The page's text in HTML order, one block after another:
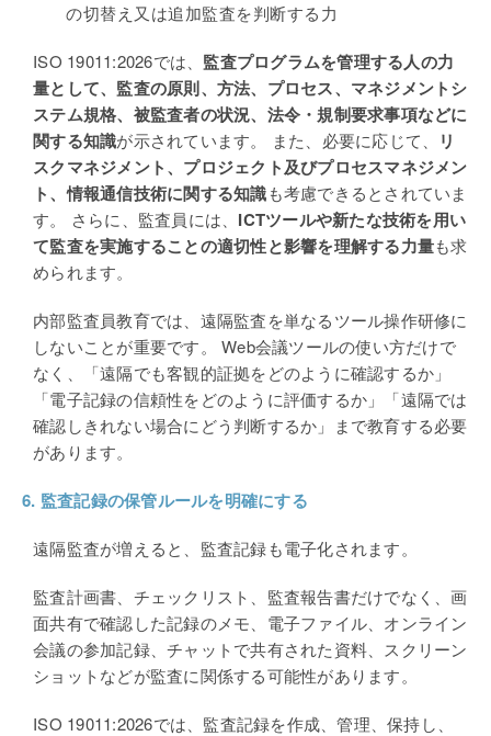
の切替え又は追加監査を判断する力
ISO 19011:2026では、 監査プログラムを管理する人の力
量として、監査の原則、方法、プロセス、マネジメントシ
ステム規格、被監査者の状況、法令・規制要求事項などに
関する知識が示されています。 また、必要に応じて、
リ
スクマネジメント、プロジェクト及びプロセスマネジメン
ト、情報通信技術に関する知識も考慮できるとされていま
す。 さらに、監査員には、 ICTツールや新たな技術を用い
て監査を実施することの適切性と影響を理解する力量も求
められます。
内部監査員教育では、遠隔監査を単なるツール操作研修に
しないことが重要です。 Web会議ツールの使い方だけで
なく、「遠隔でも客観的証拠をどのように確認するか」
「電子記録の信頼性をどのように評価するか」「遠隔では
確認しきれない場合にどう判断するか」まで教育する必要
があります。
6. 監査記録の保管ルールを明確にする
遠隔監査が増えると、監査記録も電子化されます。
監査計画書、チェックリスト、監査報告書だけでなく、画
面共有で確認した記録のメモ、電子ファイル、オンライン
会議の参加記録、チャットで共有された資料、スクリーン
ショットなどが監査に関係する可能性があります。
ISO 19011:2026では、監査記録を作成、管理、保持し、